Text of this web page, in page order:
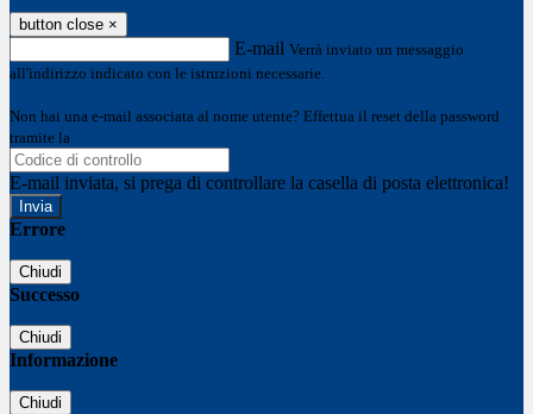
button close ×
E-mail Verrà inviato un messaggio
all'indirizzo indicato con le istruzioni necessarie.
Non hai una e-mail associata al nome utente? Effettua il reset della password
tramite la
E-mail inviata, si prega di controllare la casella di posta elettronica!
Errore
Chiudi
Successo
Chiudi
Informazione
Chiudi